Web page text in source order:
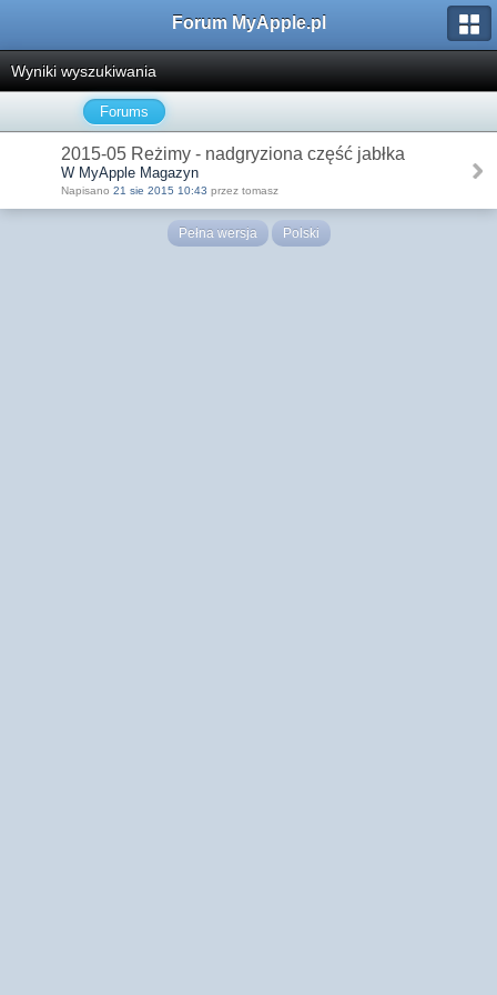
Forum MyApple.pl
Wyniki wyszukiwania
Forums
2015-05 Reżimy - nadgryziona część jabłka
W MyApple Magazyn
Napisano 21 sie 2015 10:43 przez tomasz
Pełna wersja Polski